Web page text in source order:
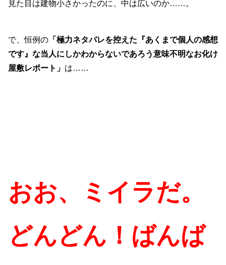
見た目は建物小さかったのに、中は広いのか……。
で、恒例の 「極力ネタバレを控えた『あくまで個人の感想
です』な当人にしかわからないであろう意味不明なお化け
屋敷レポート」 は……
おお、ミイラだ。
どんどん！ばんば